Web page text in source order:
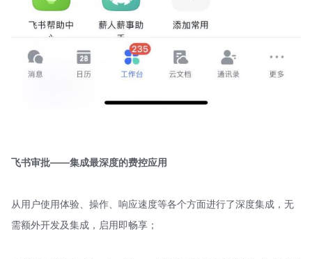
飞书审批——集成最深度的费控应用
从用户使用体验、操作、响应速度等各个方面进行了深度集成，无
需额外开发及集成，启用即畅享；